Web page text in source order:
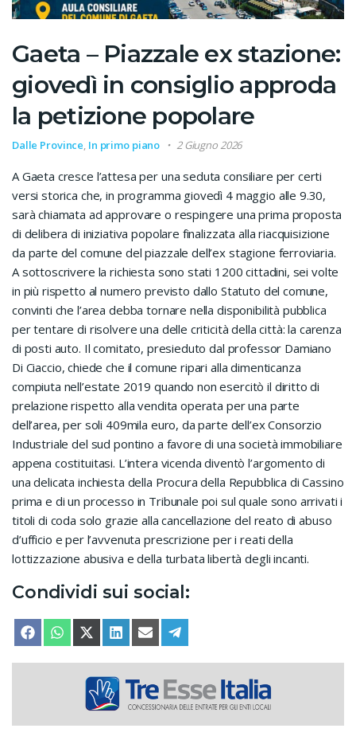
Gaeta – Piazzale ex stazione:
giovedì in consiglio approda
la petizione popolare
Dalle Province, In primo piano 2 Giugno 2026
A Gaeta cresce l’attesa per una seduta consiliare per certi
versi storica che, in programma giovedì 4 maggio alle 9.30,
sarà chiamata ad approvare o respingere una prima proposta
di delibera di iniziativa popolare finalizzata alla riacquisizione
da parte del comune del piazzale dell’ex stagione ferroviaria.
A sottoscrivere la richiesta sono stati 1200 cittadini, sei volte
in più rispetto al numero previsto dallo Statuto del comune,
convinti che l’area debba tornare nella disponibilità pubblica
per tentare di risolvere una delle criticità della città: la carenza
di posti auto. Il comitato, presieduto dal professor Damiano
Di Ciaccio, chiede che il comune ripari alla dimenticanza
compiuta nell’estate 2019 quando non esercitò il diritto di
prelazione rispetto alla vendita operata per una parte
dell’area, per soli 409mila euro, da parte dell’ex Consorzio
Industriale del sud pontino a favore di una società immobiliare
appena costituitasi. L’intera vicenda diventò l’argomento di
una delicata inchiesta della Procura della Repubblica di Cassino
prima e di un processo in Tribunale poi sul quale sono arrivati i
titoli di coda solo grazie alla cancellazione del reato di abuso
d’ufficio e per l’avvenuta prescrizione per i reati della
lottizzazione abusiva e della turbata libertà degli incanti.
Condividi sui social:
SHARE ON
FACEBOOKSHARE ON
WHATSAPPSHARE ON
X (TWITTER)
SHARE ON
LINKEDINSHARE ON
EMAIL